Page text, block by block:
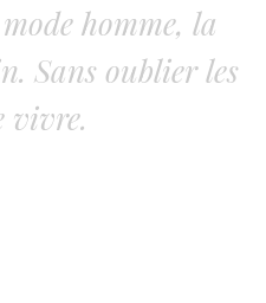
homme, la
Sans oublier les
vivre.